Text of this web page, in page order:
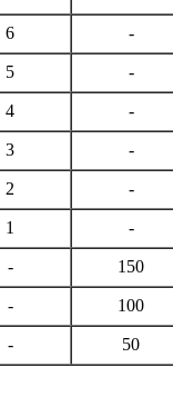
6 -
5 -
4 -
3 -
2 -
1 -
- 150
- 100
- 50